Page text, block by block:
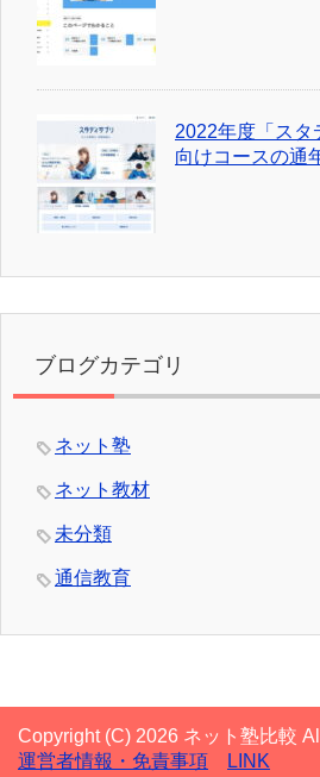
2022年度「スタ
向けコースの通
ブログカテゴリ
ネット塾
ネット教材
未分類
通信教育
Copyright (C) 2026 ネット塾比較
運営者情報・免責事項
LINK